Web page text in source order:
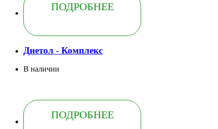
ПОДРОБНЕЕ
Диетол - Комплекс
В наличии
ПОДРОБНЕЕ